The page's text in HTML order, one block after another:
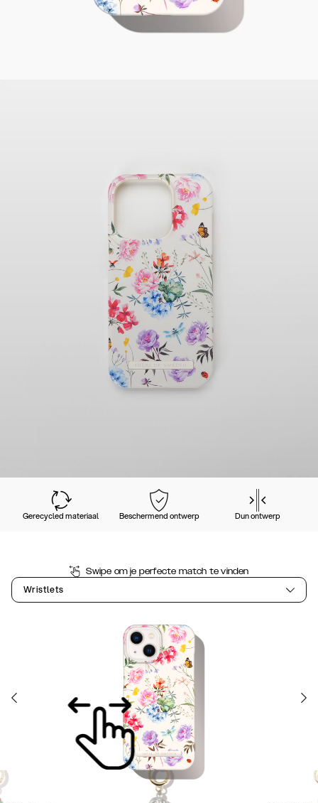
Gerecycled materiaal Beschermend ontwerp Dun ontwerp
Swipe om je perfecte match te vinden
Wristlets